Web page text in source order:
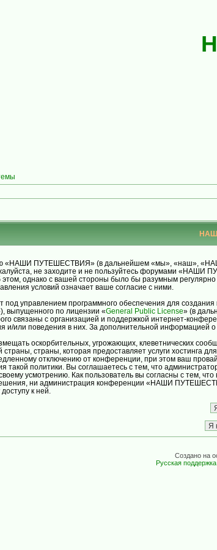
«НАШИ ПУТЕШЕСТВИЯ» (в дальнейшем «мы», «наш»,
не заходите и не пользуйтесь форумами «НАШИ
этом, однако с вашей стороны было бы разумным
условий означает ваше согласие с ними.
управлением программного обеспечения для
выпущенного по лицензии «General Public License» (в
связаны с организацией и поддержкой интернет-
и/или поведения в них. За дополнительной информацией
оскорбительных, угрожающих, клеветнических
страны, страны, которая предоставляет услуги
отключению от конференции, при этом ваш
такой политики. Вы соглашаетесь с тем, что
усмотрению. Как пользователь вы согласны с тем,
ни администрация конференции «НАШИ
к ней.
Создано на
Русская